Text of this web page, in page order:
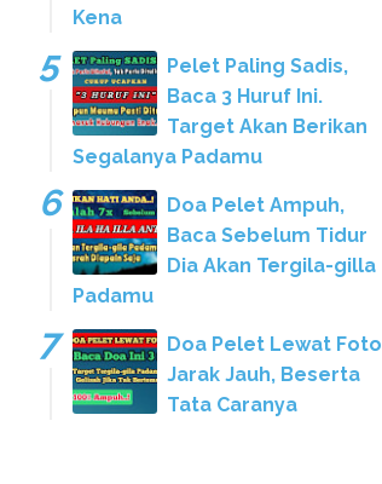
Kena
Pelet Paling Sadis,
Baca 3 Huruf Ini.
Target Akan Berikan
Segalanya Padamu
Doa Pelet Ampuh,
Baca Sebelum Tidur
Dia Akan Tergila-gilla
Padamu
Doa Pelet Lewat Foto
Jarak Jauh, Beserta
Tata Caranya